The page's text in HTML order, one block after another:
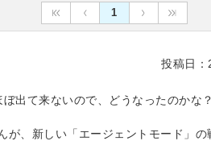
1
投稿日
出て来ないので、どうなったのかな
、新しい「エージェントモード」の